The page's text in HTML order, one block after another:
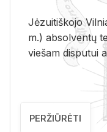
Jėzuitiškojo
m.) absolventų
viešam disputui
PERŽIŪRĖTI